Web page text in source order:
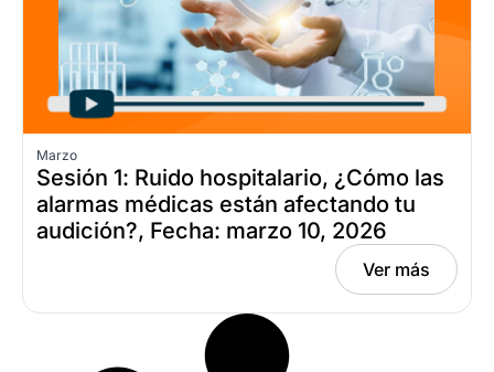
Marzo
Sesión 1: Ruido hospitalario, ¿Cómo las
alarmas médicas están afectando tu
audición?, Fecha: marzo 10, 2026
Ver más